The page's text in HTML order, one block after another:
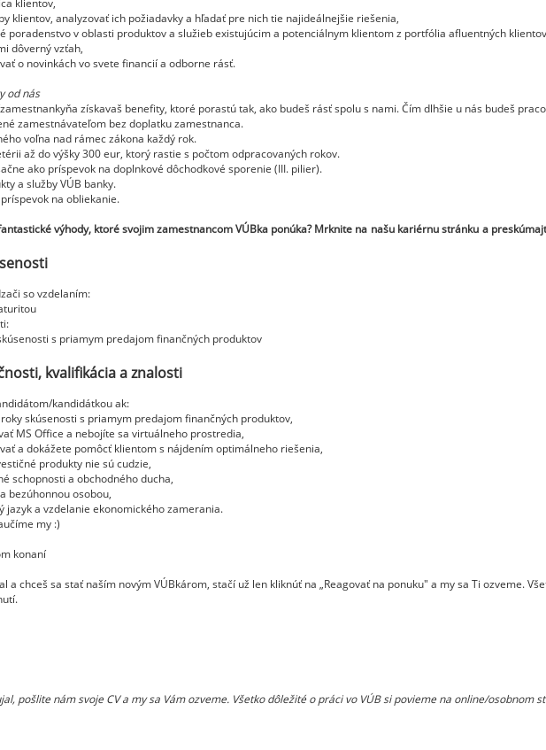
klientov, analyzovať ich požiadavky a hľadať pre nich tie najideálnejšie riešenia,
poradenstvo v oblasti produktov a služieb existujúcim a potenciálnym klientom z portfólia afluentných
dôverný vzťah,
o novinkách vo svete financií a odborne rásť.
od nás
získavaš benefity, ktoré porastú tak, ako budeš rásť spolu s nami. Čím dlhšie u nás budeš
zamestnávateľom bez doplatku zamestnanca.
voľna nad rámec zákona každý rok.
až do výšky 300 eur, ktorý rastie s počtom odpracovaných rokov.
ako príspevok na doplnkové dôchodkové sporenie (III. pilier).
a služby VÚB banky.
na obliekanie.
výhody, ktoré svojim zamestnancom VÚBka ponúka? Mrknite na našu kariérnu stránku a
so vzdelaním:
s priamym predajom finančných produktov
kvalifikácia a znalosti
kandidátkou ak:
skúsenosti s priamym predajom finančných produktov,
MS Office a nebojíte sa virtuálneho prostredia,
a dokážete pomôcť klientom s nájdením optimálneho riešenia,
produkty nie sú cudzie,
schopnosti a obchodného ducha,
bezúhonnou osobou,
jazyk a vzdelanie ekonomického zamerania.
my :)
konaní
a chceš sa stať naším novým VÚBkárom, stačí už len kliknúť na „Reagovať na ponuku" a my sa Ti ozveme.
pošlite nám svoje CV a my sa Vám ozveme. Všetko dôležité o práci vo VÚB si povieme na online/osobnom